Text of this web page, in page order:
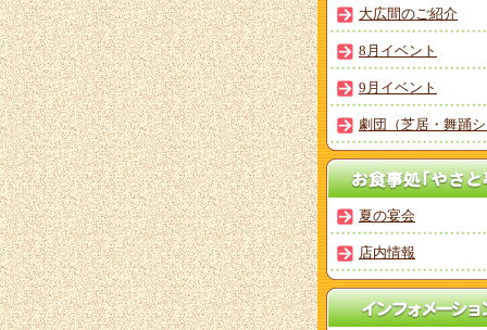
大広間のご紹介
8月イベント
9月イベント
劇団（芝居・舞踊
夏の宴会
店内情報